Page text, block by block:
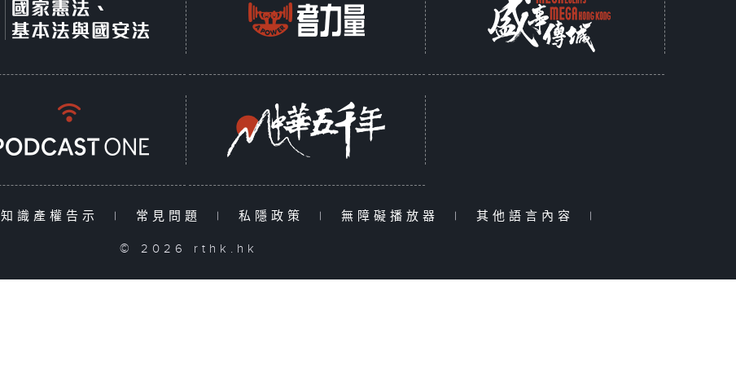
知識產權告示 | 常見問題 | 私隱政策 | 無障礙播放器 | 其他語言內容 |
© 2026 rthk.hk